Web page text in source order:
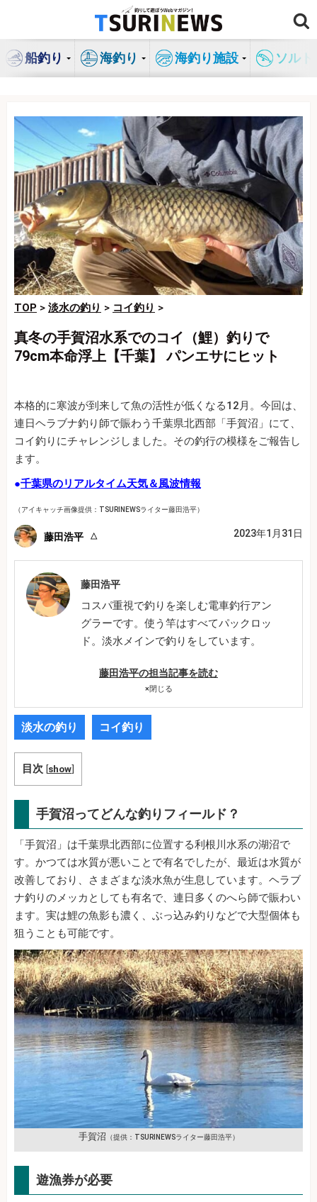
ン
船釣り 海釣り 海釣り施設 ソル
TOP > 淡水の釣り > コイ釣り >
真冬の手賀沼水系でのコイ（鯉）釣りで
79cm本命浮上【千葉】 パンエサにヒット
本格的に寒波が到来して魚の活性が低くなる12月。今回は、
連日ヘラブナ釣り師で賑わう千葉県北西部「手賀沼」にて、
コイ釣りにチャレンジしました。その釣行の模様をご報告し
ます。
●千葉県のリアルタイム天気＆風波情報
（アイキャッチ画像提供：TSURINEWSライター藤田浩平）
藤田浩平 2023年1月31日
藤田浩平
コスパ重視で釣りを楽しむ電車釣行アン
グラーです。使う竿はすべてパックロッ
ド。淡水メインで釣りをしています。
藤田浩平の担当記事を読む
×閉じる
淡水の釣り コイ釣り
目次 [show]
手賀沼ってどんな釣りフィールド？
「手賀沼」は千葉県北西部に位置する利根川水系の湖沼で
す。かつては水質が悪いことで有名でしたが、最近は水質が
改善しており、さまざまな淡水魚が生息しています。ヘラブ
ナ釣りのメッカとしても有名で、連日多くのへら師で賑わい
ます。実は鯉の魚影も濃く、ぶっ込み釣りなどで大型個体も
狙うことも可能です。
手賀沼 （提供：TSURINEWSライター藤田浩平）
遊漁券が必要